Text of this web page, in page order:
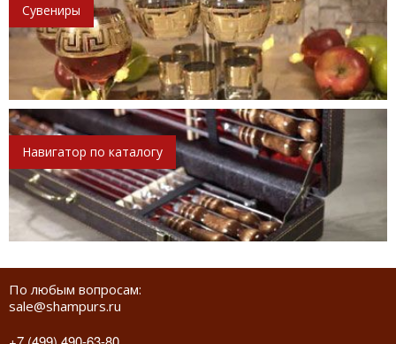
Сувениры
Навигатор по каталогу
По любым вопросам:
sale@shampurs.ru